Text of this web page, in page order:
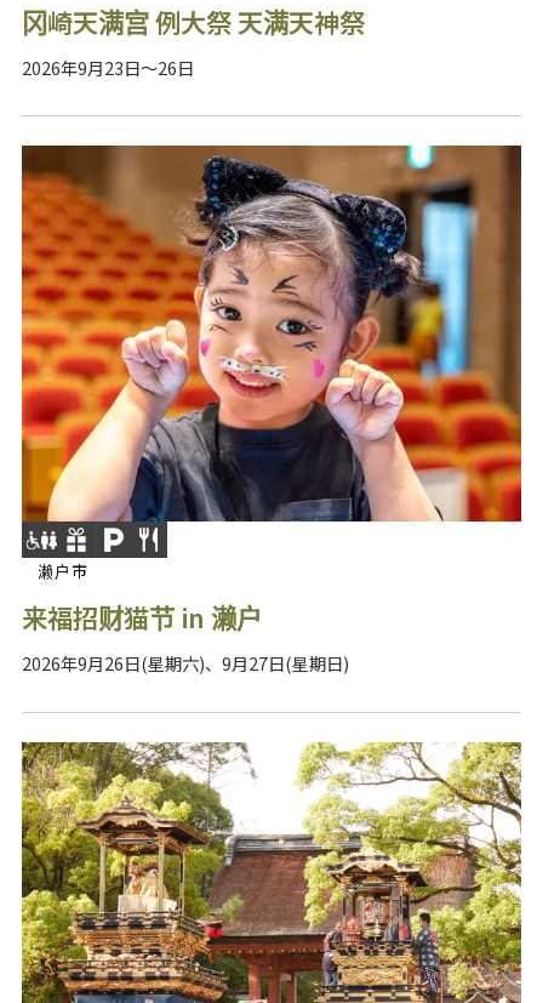
冈崎天满宫 例大祭 天满天神祭
2026年9月23日～26日
濑户市
来福招财猫节 in 濑户
2026年9月26日(星期六)、9月27日(星期日)